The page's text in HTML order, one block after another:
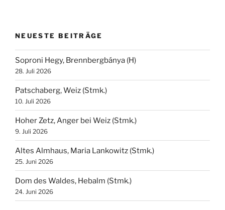
NEUESTE BEITRÄGE
Soproni Hegy, Brennbergbánya (H)
28. Juli 2026
Patschaberg, Weiz (Stmk.)
10. Juli 2026
Hoher Zetz, Anger bei Weiz (Stmk.)
9. Juli 2026
Altes Almhaus, Maria Lankowitz (Stmk.)
25. Juni 2026
Dom des Waldes, Hebalm (Stmk.)
24. Juni 2026